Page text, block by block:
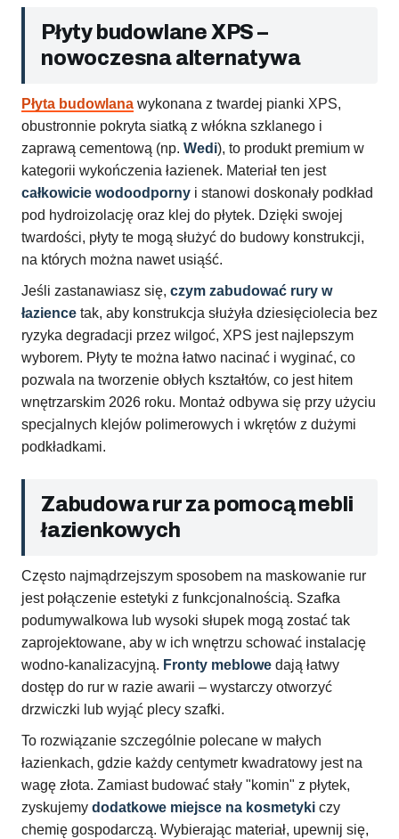
Płyty budowlane XPS –
nowoczesna alternatywa
Płyta budowlana wykonana z twardej pianki XPS,
obustronnie pokryta siatką z włókna szklanego i
zaprawą cementową (np. Wedi), to produkt premium w
kategorii wykończenia łazienek. Materiał ten jest
całkowicie wodoodporny i stanowi doskonały podkład
pod hydroizolację oraz klej do płytek. Dzięki swojej
twardości, płyty te mogą służyć do budowy konstrukcji,
na których można nawet usiąść.
Jeśli zastanawiasz się, czym zabudować rury w
łazience tak, aby konstrukcja służyła dziesięciolecia bez
ryzyka degradacji przez wilgoć, XPS jest najlepszym
wyborem. Płyty te można łatwo nacinać i wyginać, co
pozwala na tworzenie obłych kształtów, co jest hitem
wnętrzarskim 2026 roku. Montaż odbywa się przy użyciu
specjalnych klejów polimerowych i wkrętów z dużymi
podkładkami.
Zabudowa rur za pomocą mebli
łazienkowych
Często najmądrzejszym sposobem na maskowanie rur
jest połączenie estetyki z funkcjonalnością. Szafka
podumywalkowa lub wysoki słupek mogą zostać tak
zaprojektowane, aby w ich wnętrzu schować instalację
wodno-kanalizacyjną. Fronty meblowe dają łatwy
dostęp do rur w razie awarii – wystarczy otworzyć
drzwiczki lub wyjąć plecy szafki.
To rozwiązanie szczególnie polecane w małych
łazienkach, gdzie każdy centymetr kwadratowy jest na
wagę złota. Zamiast budować stały "komin" z płytek,
zyskujemy dodatkowe miejsce na kosmetyki czy
chemię gospodarczą. Wybierając materiał, upewnij się,